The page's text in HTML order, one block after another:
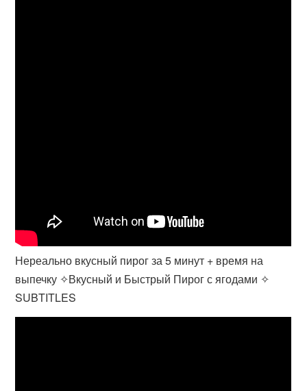
Нереально вкусный пирог за 5 минут + время на
выпечку ✧Вкусный и Быстрый Пирог с ягодами ✧
SUBTITLES